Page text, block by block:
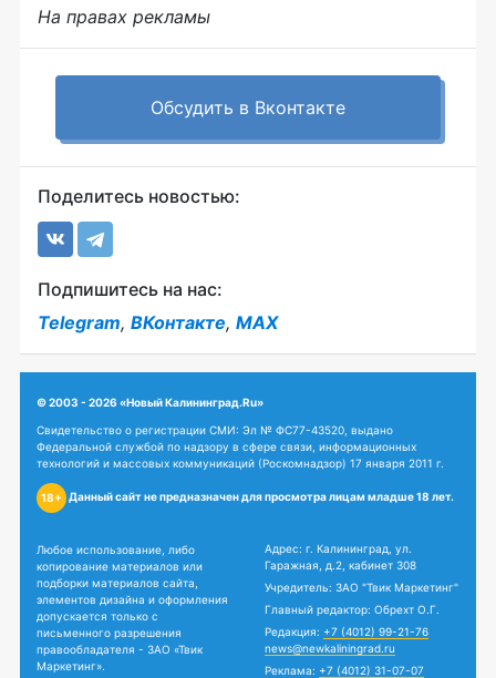
На правах рекламы
Обсудить в Вконтакте
Поделитесь новостью:
Подпишитесь на нас:
Telegram, ВКонтакте, MAX
© 2003 - 2026 «Новый Калининград.Ru»
Свидетельство о регистрации СМИ: Эл № ФС77-43520, выдано
Федеральной службой по надзору в сфере связи, информационных
технологий и массовых коммуникаций (Роскомнадзор) 17 января 2011 г.
18+ Данный сайт не предназначен для просмотра лицам младше 18 лет.
Любое использование, либо
копирование материалов или
подборки материалов сайта,
элементов дизайна и оформления
допускается только с
письменного разрешения
правообладателя - ЗАО «Твик
Маркетинг».
Адрес: г. Калининград, ул.
Гаражная, д.2, кабинет 308
Учредитель: ЗАО "Твик Маркетинг"
Главный редактор: Обрехт О.Г.
Редакция: +7 (4012) 99-21-76
news@newkaliningrad.ru
Реклама: +7 (4012) 31-07-07